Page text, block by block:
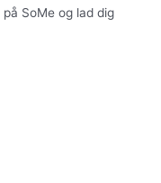
SoMe og lad dig